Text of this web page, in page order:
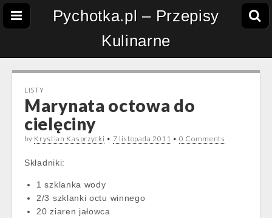
Pychotka.pl – Przepisy
Kulinarne
LISTY
Marynata octowa do
cielęciny
by Krystian Kasprzycki • 7 listopada 2011 • 0 Comments
Składniki:
1 szklanka wody
2/3 szklanki octu winnego
20 ziaren jałowca